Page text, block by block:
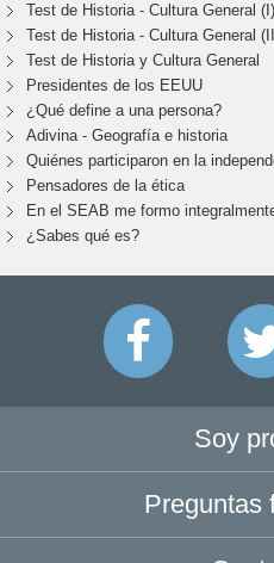
Test de Historia - Cultura General (I)
Test de Historia - Cultura General
Test de Historia y Cultura General
Presidentes de los EEUU
¿Qué define a una persona?
Adivina - Geografía e historia
Quiénes participaron en la
Pensadores de la ética
En el SEAB me formo
¿Sabes qué es?
Soy
Preguntas